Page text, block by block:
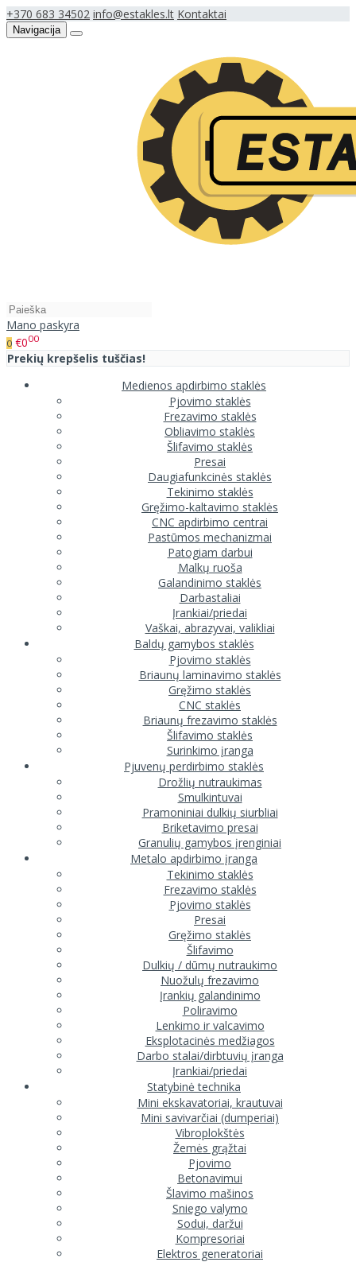
+370 683 34502 info@estakles.lt Kontaktai
Navigacija
Mano paskyra
0 €000
Prekių krepšelis tuščias!
Medienos apdirbimo staklės
Pjovimo staklės
Frezavimo staklės
Obliavimo staklės
Šlifavimo staklės
Presai
Daugiafunkcinės staklės
Tekinimo staklės
Gręžimo-kaltavimo staklės
CNC apdirbimo centrai
Pastūmos mechanizmai
Patogiam darbui
Malkų ruoša
Galandinimo staklės
Darbastaliai
Įrankiai/priedai
Vaškai, abrazyvai, valikliai
Baldų gamybos staklės
Pjovimo staklės
Briaunų laminavimo staklės
Gręžimo staklės
CNC staklės
Briaunų frezavimo staklės
Šlifavimo staklės
Surinkimo įranga
Pjuvenų perdirbimo staklės
Drožlių nutraukimas
Smulkintuvai
Pramoniniai dulkių siurbliai
Briketavimo presai
Granulių gamybos įrenginiai
Metalo apdirbimo įranga
Tekinimo staklės
Frezavimo staklės
Pjovimo staklės
Presai
Gręžimo staklės
Šlifavimo
Dulkių / dūmų nutraukimo
Nuožulų frezavimo
Įrankių galandinimo
Poliravimo
Lenkimo ir valcavimo
Eksplotacinės medžiagos
Darbo stalai/dirbtuvių įranga
Įrankiai/priedai
Statybinė technika
Mini ekskavatoriai, krautuvai
Mini savivarčiai (dumperiai)
Vibroplokštės
Žemės grąžtai
Pjovimo
Betonavimui
Šlavimo mašinos
Sniego valymo
Sodui, daržui
Kompresoriai
Elektros generatoriai